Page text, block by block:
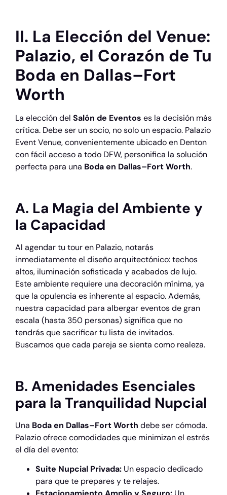
II. La Elección del Venue:
Palazio, el Corazón de Tu
Boda en Dallas–Fort
Worth
La elección del Salón de Eventos es la decisión más
crítica. Debe ser un socio, no solo un espacio. Palazio
Event Venue, convenientemente ubicado en Denton
con fácil acceso a todo DFW, personifica la solución
perfecta para una Boda en Dallas–Fort Worth.
A. La Magia del Ambiente y
la Capacidad
Al agendar tu tour en Palazio, notarás
inmediatamente el diseño arquitectónico: techos
altos, iluminación sofisticada y acabados de lujo.
Este ambiente requiere una decoración mínima, ya
que la opulencia es inherente al espacio. Además,
nuestra capacidad para albergar eventos de gran
escala (hasta 350 personas) significa que no
tendrás que sacrificar tu lista de invitados.
Buscamos que cada pareja se sienta como realeza.
B. Amenidades Esenciales
para la Tranquilidad Nupcial
Una Boda en Dallas–Fort Worth debe ser cómoda.
Palazio ofrece comodidades que minimizan el estrés
el día del evento:
Suite Nupcial Privada: Un espacio dedicado
para que te prepares y te relajes.